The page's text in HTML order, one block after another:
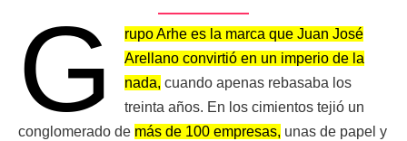
G
rupo Arhe es la marca que Juan José
Arellano convirtió en un imperio de la
nada, cuando apenas rebasaba los
treinta años. En los cimientos tejió un
conglomerado de más de 100 empresas, unas de papel y